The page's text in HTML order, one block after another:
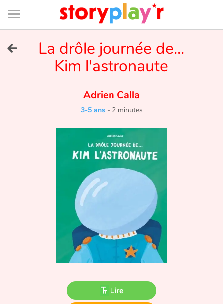
Connexion
Bibliothèque
de
page
Je me connecte
Tester gratuitement
Bibliothèque
Contes d'ici et d'ailleurs
Fable, mythe, littérature et poésie
Princesses et princes, rois, reines et dragons
La drôle journée de...
Kim l'astronaute
Adrien Calla
3-5 ans- 2 minutes
Lire